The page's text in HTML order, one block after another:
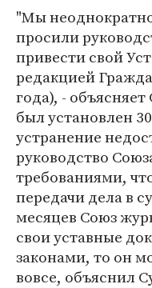
"Мы
просили
привести свой
редакцией
года), -
был установлен
устранение
руководство
требованиями,
передачи дела в
месяцев Союз
свои уставные
законами, то он
вовсе, объяснил